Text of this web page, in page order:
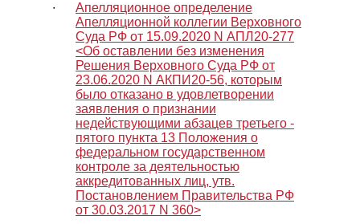
∙
Апелляционное определение
Апелляционной коллегии Верховного
Суда РФ от 15.09.2020 N АПЛ20-277
<Об оставлении без изменения
Решения Верховного Суда РФ от
23.06.2020 N АКПИ20-56, которым
было отказано в удовлетворении
заявления о признании
недействующими абзацев третьего -
пятого пункта 13 Положения о
федеральном государственном
контроле за деятельностью
аккредитованных лиц, утв.
Постановлением Правительства РФ
от 30.03.2017 N 360>